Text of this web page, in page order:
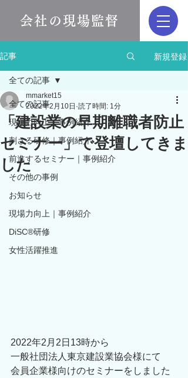
会社の現場監督
記事 新規登録
全ての記事
現場力向上｜事例紹介
刺さる研修｜事例紹介
前進するセミナー｜事例紹介
その他の事例
お知らせ
現場力向上｜事例紹介
DiSC®︎研修
女性活躍推進
全ての記事
「建設業の早期離職者防止
セミナー」で登壇してきま
した
mmarket15
2022年2月10日 読了時間: 1分
2022年2月2日13時から
一般社団法人東京建設業協会様にて
会員企業様向けのセミナーをしました